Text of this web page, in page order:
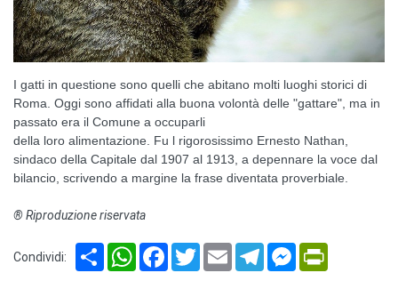
I gatti in questione sono quelli che abitano molti luoghi storici di
Roma. Oggi sono affidati alla buona volontà delle "gattare", ma in
passato era il Comune a occuparli
della loro alimentazione. Fu l rigorosissimo Ernesto Nathan,
sindaco della Capitale dal 1907 al 1913, a depennare la voce dal
bilancio, scrivendo a margine la frase diventata proverbiale.
® Riproduzione riservata
Condividi: Share WhatsAppFacebook
TwitterEmail TelegramMessenger